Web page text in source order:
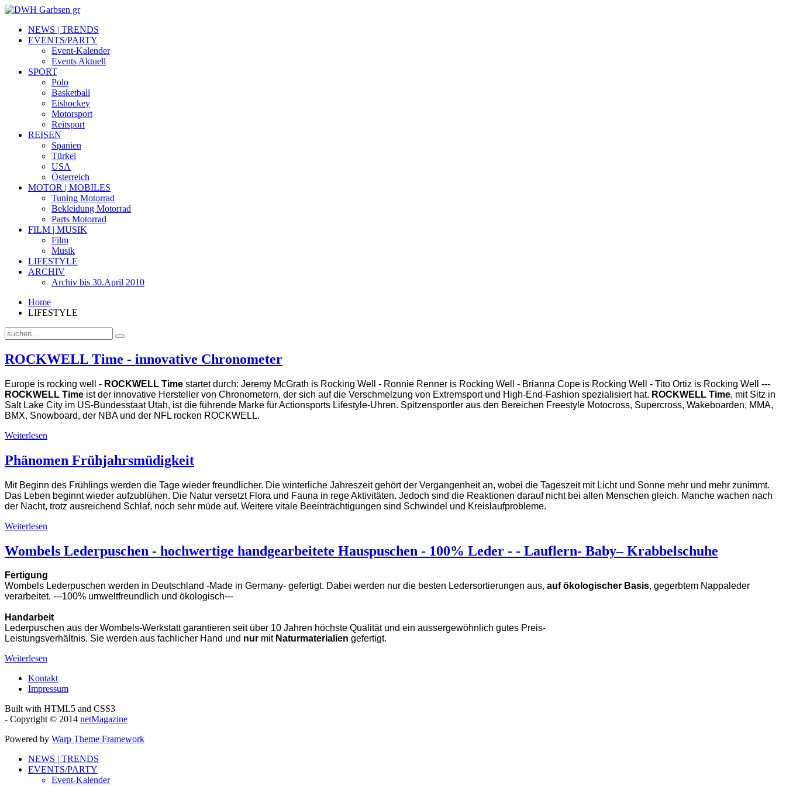
NEWS | TRENDS
EVENTS/PARTY
Event-Kalender
Events Aktuell
SPORT
Polo
Basketball
Eishockey
Motorsport
Reitsport
REISEN
Spanien
Türkei
USA
Österreich
MOTOR | MOBILES
Tuning Motorrad
Bekleidung Motorrad
Parts Motorrad
FILM | MUSIK
Film
Musik
LIFESTYLE
ARCHIV
Archiv bis 30.April 2010
Home
LIFESTYLE
ROCKWELL Time - innovative Chronometer
Europe is rocking well - ROCKWELL Time startet durch: Jeremy McGrath is Rocking Well - Ronnie Renner is Rocking Well - Brianna Cope is Rocking Well - Tito Ortiz is Rocking Well ---
ROCKWELL Time ist der innovative Hersteller von Chronometern, der sich auf die Verschmelzung von Extremsport und High-End-Fashion spezialisiert hat. ROCKWELL Time, mit Sitz in
Salt Lake City im US-Bundesstaat Utah, ist die führende Marke für Actionsports Lifestyle-Uhren. Spitzensportler aus den Bereichen Freestyle Motocross, Supercross, Wakeboarden, MMA,
BMX, Snowboard, der NBA und der NFL rocken ROCKWELL.
Weiterlesen
Phänomen Frühjahrsmüdigkeit
Mit Beginn des Frühlings werden die Tage wieder freundlicher. Die winterliche Jahreszeit gehört der Vergangenheit an, wobei die Tageszeit mit Licht und Sonne mehr und mehr zunimmt.
Das Leben beginnt wieder aufzublühen. Die Natur versetzt Flora und Fauna in rege Aktivitäten. Jedoch sind die Reaktionen darauf nicht bei allen Menschen gleich. Manche wachen nach
der Nacht, trotz ausreichend Schlaf, noch sehr müde auf. Weitere vitale Beeinträchtigungen sind Schwindel und Kreislaufprobleme.
Weiterlesen
Wombels Lederpuschen - hochwertige handgearbeitete Hauspuschen - 100% Leder - - Lauflern- Baby– Krabbelschuhe
Fertigung
Wombels Lederpuschen werden in Deutschland -Made in Germany- gefertigt. Dabei werden nur die besten Ledersortierungen aus, auf ökologischer Basis, gegerbtem Nappaleder
verarbeitet. ---100% umweltfreundlich und ökologisch---
Handarbeit
Lederpuschen aus der Wombels-Werkstatt garantieren seit über 10 Jahren höchste Qualität und ein aussergewöhnlich gutes Preis-
Leistungsverhältnis. Sie werden aus fachlicher Hand und nur mit Naturmaterialien gefertigt.
Weiterlesen
Kontakt
Impressum
Built with HTML5 and CSS3
- Copyright © 2014 netMagazine
Powered by Warp Theme Framework
NEWS | TRENDS
EVENTS/PARTY
Event-Kalender